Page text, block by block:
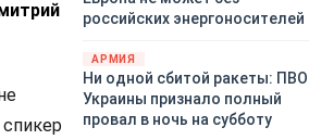
Курской, Липецкой,
Ростовской, Рязанской,
Самарской, Саратовской,
Тамбовской, Тульской
областей, Краснодарского
российских энергоносителей
АРМИЯ
Ни одной сбитой ракеты: ПВО
Украины признало полный
провал в ночь на субботу